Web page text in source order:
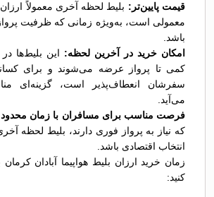
قیمت پایین‌تر: بلیط لحظه آخری معمولاً
معمولی است، به‌ویژه زمانی که ظرفیت
باشد.
امکان خرید در آخرین لحظه: این بلیط‌ها
کمی تا پرواز عرضه می‌شوند و برای
سفرشان انعطاف‌پذیر است، گزینه‌ای
می‌آید.
فرصت مناسب برای مسافران با زمان
که نیاز به پرواز فوری دارند، بلیط لحظه
انتخاب اقتصادی باشد.
زمان خرید ارزان بلیط هواپیما آبادان
کنید: